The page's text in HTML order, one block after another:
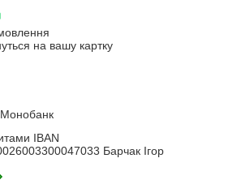
на вашу картку
IBAN
Барчак Ігор